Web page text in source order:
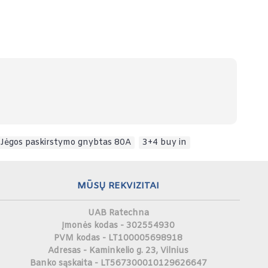
Jėgos paskirstymo gnybtas 80A 3+4 buy in
MŪSŲ REKVIZITAI
UAB Ratechna
Įmonės kodas - 302554930
PVM kodas - LT100005698918
Adresas - Kaminkelio g. 23, Vilnius
Banko sąskaita - LT567300010129626647